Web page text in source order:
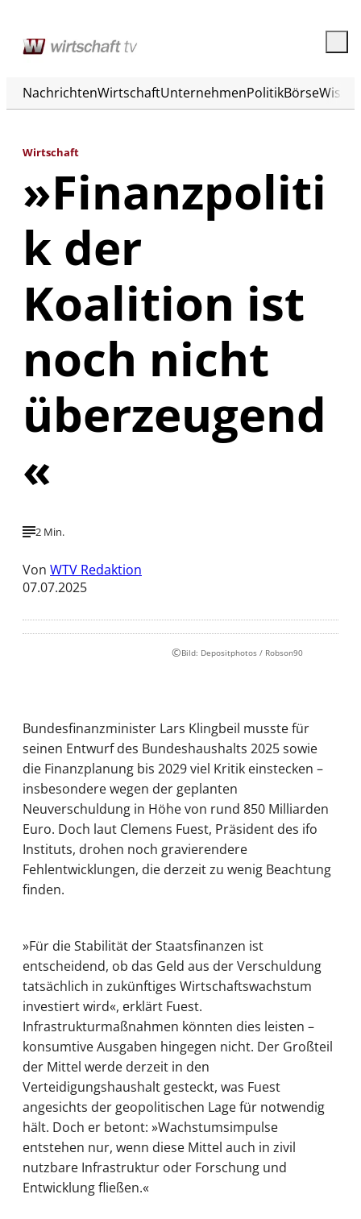
NachrichtenWirtschaftUnternehmenPolitikBörse
Wirtschaft
»Finanzpoliti
k der
Koalition ist
noch nicht
überzeugend
«
2 Min.
Von WTV Redaktion
07.07.2025
©Bild: Depositphotos / Robson90
Bundesfinanzminister Lars Klingbeil musste für
seinen Entwurf des Bundeshaushalts 2025 sowie
die Finanzplanung bis 2029 viel Kritik einstecken –
insbesondere wegen der geplanten
Neuverschuldung in Höhe von rund 850 Milliarden
Euro. Doch laut Clemens Fuest, Präsident des ifo
Instituts, drohen noch gravierendere
Fehlentwicklungen, die derzeit zu wenig Beachtung
finden.
»Für die Stabilität der Staatsfinanzen ist
entscheidend, ob das Geld aus der Verschuldung
tatsächlich in zukünftiges Wirtschaftswachstum
investiert wird«, erklärt Fuest.
Infrastrukturmaßnahmen könnten dies leisten –
konsumtive Ausgaben hingegen nicht. Der Großteil
der Mittel werde derzeit in den
Verteidigungshaushalt gesteckt, was Fuest
angesichts der geopolitischen Lage für notwendig
hält. Doch er betont: »Wachstumsimpulse
entstehen nur, wenn diese Mittel auch in zivil
nutzbare Infrastruktur oder Forschung und
Entwicklung fließen.«